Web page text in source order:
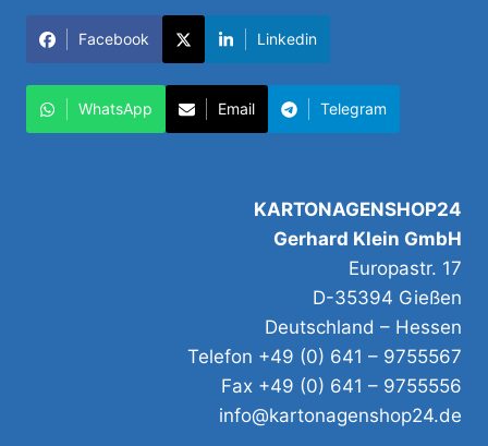
Facebook Linkedin
WhatsApp Email Telegram
KARTONAGENSHOP24
Gerhard Klein GmbH
Europastr. 17
D-35394 Gießen
Deutschland – Hessen
Telefon +49 (0) 641 – 9755567
Fax +49 (0) 641 – 9755556
info@kartonagenshop24.de